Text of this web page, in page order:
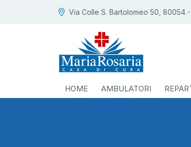
Via Colle S. Bartolomeo 50, 80054
HOME AMBULATORI